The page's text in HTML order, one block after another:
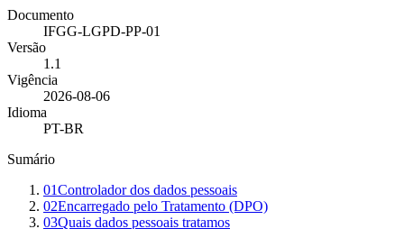
Documento
IFGG-LGPD-PP-01
Versão
1.1
Vigência
2026-08-06
Idioma
PT-BR
Sumário
01Controlador dos dados pessoais
02Encarregado pelo Tratamento (DPO)
03Quais dados pessoais tratamos